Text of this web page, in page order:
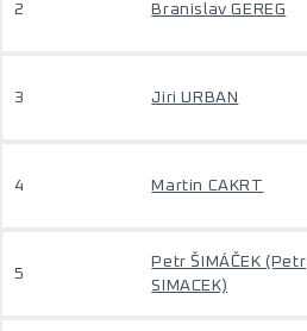
2 Branislav GEREG
3 Jiri URBAN
4 Martin CAKRT
5
Petr ŠIMÁČEK (Petr
SIMACEK)